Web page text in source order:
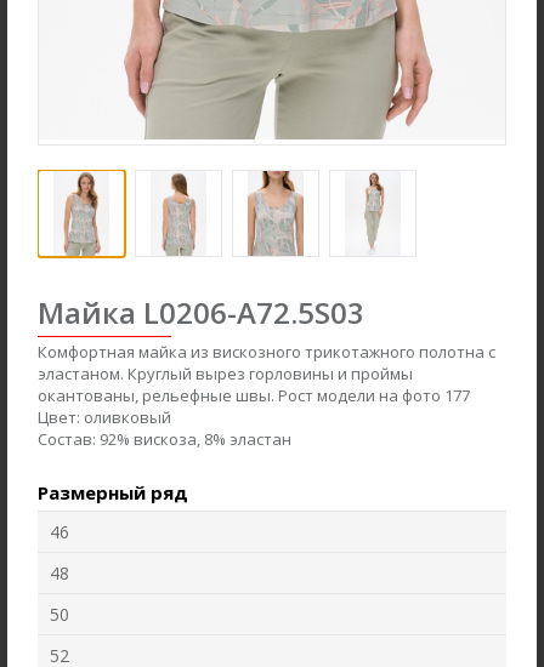
Брюки B4866-O59.6F01
Вельвет
Джемпер F2571-M59.6F01
new
Майка L0206-A72.5S03
Комфортная майка из вискозного трикотажного полотна с
эластаном. Круглый вырез горловины и проймы
окантованы, рельефные швы. Рост модели на фото 177
Цвет: оливковый
Состав: 92% вискоза, 8% эластан
Размерный ряд
46
48
50
52